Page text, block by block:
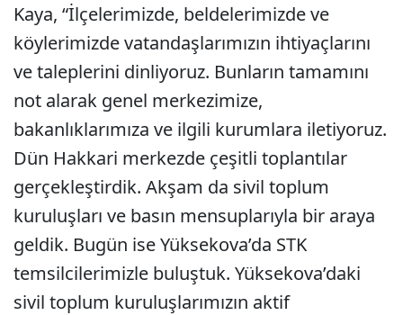
Kaya, “İlçelerimizde, beldelerimizde ve
köylerimizde vatandaşlarımızın ihtiyaçlarını
ve taleplerini dinliyoruz. Bunların tamamını
not alarak genel merkezimize,
bakanlıklarımıza ve ilgili kurumlara iletiyoruz.
Dün Hakkari merkezde çeşitli toplantılar
gerçekleştirdik. Akşam da sivil toplum
kuruluşları ve basın mensuplarıyla bir araya
geldik. Bugün ise Yüksekova’da STK
temsilcilerimizle buluştuk. Yüksekova’daki
sivil toplum kuruluşlarımızın aktif